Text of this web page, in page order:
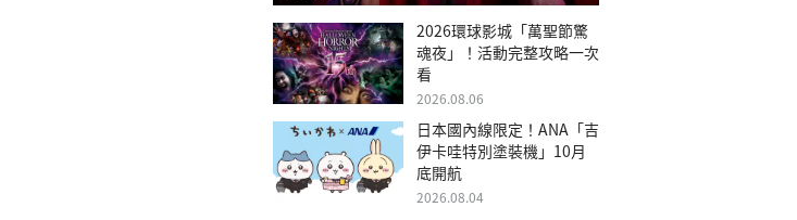
2026環球影城「萬聖節驚
魂夜」！活動完整攻略一次
看
2026.08.06
日本國內線限定！ANA「吉
伊卡哇特別塗裝機」10月
底開航
2026.08.04